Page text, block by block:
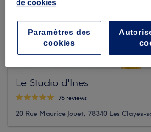
Le Studio d'Ines
76 reviews
20 Rue Maurice Jouet, 78340 Les Clayes-
de cookies
Paramètres des
cookies